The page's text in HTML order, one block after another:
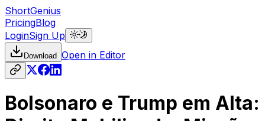
ShortGenius
PricingBlog
LoginSign Up
Download Open in Editor
Bolsonaro e Trump em Alta: